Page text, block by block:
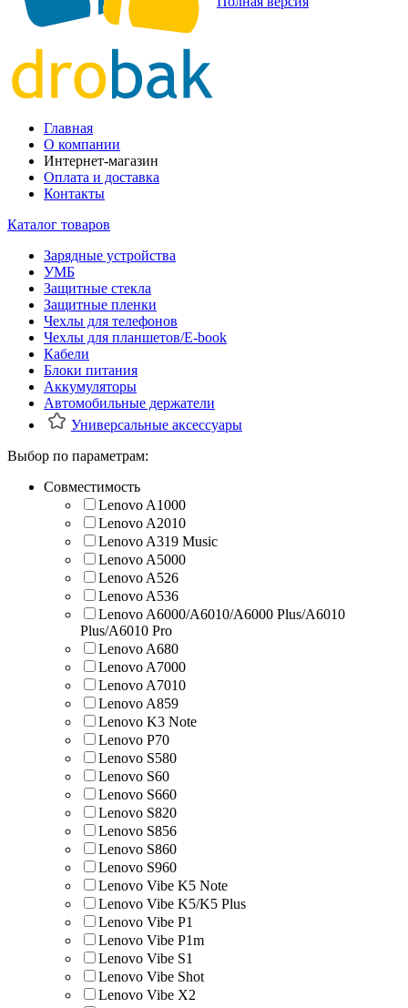
Главная
О компании
Интернет-магазин
Оплата и доставка
Контакты
Каталог товаров
Зарядные устройства
УМБ
Защитные стекла
Защитные пленки
Чехлы для телефонов
Чехлы для планшетов/E-book
Кабели
Блоки питания
Аккумуляторы
Автомобильные держатели
Универсальные аксессуары
Выбор по параметрам:
Совместимость
Lenovo A1000
Lenovo A2010
Lenovo A319 Music
Lenovo A5000
Lenovo A526
Lenovo A536
Lenovo A6000/A6010/A6000 Plus/A6010
Plus/A6010 Pro
Lenovo A680
Lenovo A7000
Lenovo A7010
Lenovo A859
Lenovo K3 Note
Lenovo P70
Lenovo S580
Lenovo S60
Lenovo S660
Lenovo S820
Lenovo S856
Lenovo S860
Lenovo S960
Lenovo Vibe K5 Note
Lenovo Vibe K5/K5 Plus
Lenovo Vibe P1
Lenovo Vibe P1m
Lenovo Vibe S1
Lenovo Vibe Shot
Lenovo Vibe X2